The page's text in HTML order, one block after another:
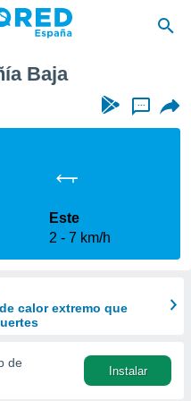
Baja
...
Este
2
7 km/h
calor extremo que
de
Instalar